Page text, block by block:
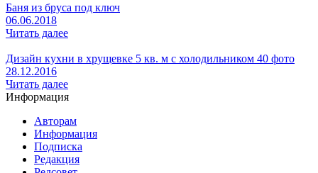
Баня из бруса под ключ
06.06.2018
Читать далее
Дизайн кухни в хрущевке 5 кв. м с холодильником 40 фото
28.12.2016
Читать далее
Информация
Авторам
Информация
Подписка
Редакция